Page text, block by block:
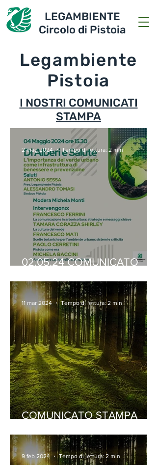
LEGAMBIENTE
Circolo di Pistoia
Legambiente
Pistoia
I NOSTRI COMUNICATI
STAMPA
02.05.24 COMUNICATO
2 mag 2024 Tempo di lettura: 2 min
COMUNICATO STAMPA
11 mar 2024 Tempo di lettura: 2 min
9 feb 2024 Tempo di lettura: 2 min